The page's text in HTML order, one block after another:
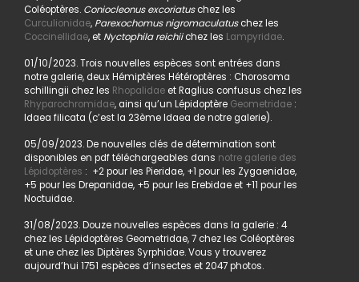
Coléoptères. Coniocleonus excoriatuschez les
Curculionidae, Parexochomus nigromaculatuschez les
Coccinellidae, et Nyctophila reichiichez les Lampyridae.
01/10/2023. Trois nouvelles espèces sont entrées dans
notre galerie, deux Hémiptères Hétéroptères : Chorosoma
schillingii chez les Rhopalidaeet Raglius confusus chez les
Rhyparochromidae, ainsi qu’un Lépidoptère Geometridae:
Idaea filicata (c’est la 23ème Idaea de notre galerie).
05/09/2023. De nouvelles clés de détermination sont
disponibles en pdf téléchargeables dans notre galerie des
Lépidoptères : +2 pour les Pieridae, +1 pour les Zygaenidae,
+5 pour les Drepanidae, +5 pour les Erebidae et +11 pour les
Noctuidae.
31/08/2023. Douze nouvelles espèces dans la galerie : 4
chez les Lépidoptères Geometridae, 7 chez les Coléoptères
et une chez les Diptères Syrphidae. Vous y trouverez
aujourd’hui 1751 espèces d’insectes et 2047 photos.